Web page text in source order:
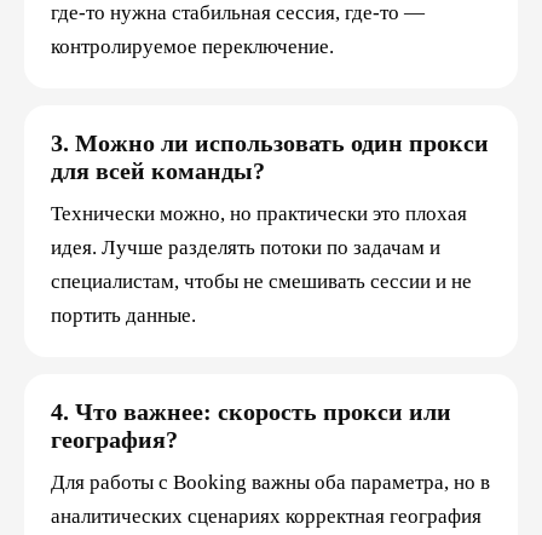
где-то нужна стабильная сессия, где-то —
контролируемое переключение.
3. Можно ли использовать один прокси
для всей команды?
Технически можно, но практически это плохая
идея. Лучше разделять потоки по задачам и
специалистам, чтобы не смешивать сессии и не
портить данные.
4. Что важнее: скорость прокси или
география?
Для работы с Booking важны оба параметра, но в
аналитических сценариях корректная география